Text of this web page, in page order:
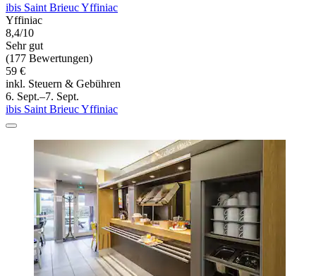
ibis Saint Brieuc Yffiniac
Yffiniac
8,4/10
Sehr gut
(177 Bewertungen)
59 €
inkl. Steuern & Gebühren
6. Sept.–7. Sept.
ibis Saint Brieuc Yffiniac